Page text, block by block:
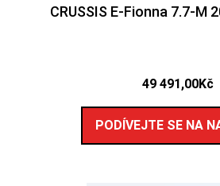
CRUSSIS E-Fionna 7.7-M
49 491,00Kč
PODÍVEJTE SE NA